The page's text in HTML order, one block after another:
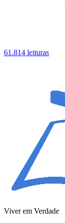
61.814 leituras
Viver em Verdade